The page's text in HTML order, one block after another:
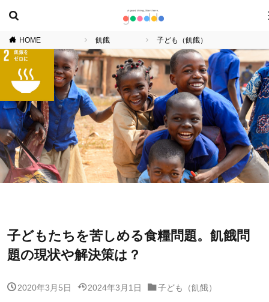
HOME 飢餓 子ども（飢餓）
子どもたちを苦しめる食糧問題。飢餓問
題の現状や解決策は？
2020年3月5日 2024年3月1日 子ども（飢餓）